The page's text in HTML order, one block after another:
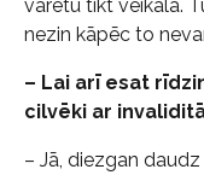
varētu tikt veikalā.
nezin kāpēc to
– Lai arī esat
cilvēki ar
– Jā, diezgan